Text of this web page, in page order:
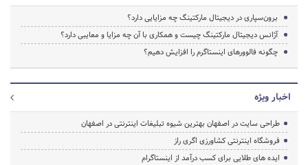
برون‌سپاری در دیجیتال مارکتینگ چه مزایایی دارد؟
آژانس دیجیتال مارکتینگ چیست و همکاری با آن چه مزایا و معایبی دارد؟
چگونه فالوورهای‌ اینستاگرم‌ را افزایش دهیم؟
اخبار ویژه
طراحی سایت در اصفهان بهترین شیوه تبلیغات اینترنتی در اصفهان
فروشگاه اینترنتی کشاورزی اگری راز
ایده های طلایی برای کسب درآمد از اینستاگرام